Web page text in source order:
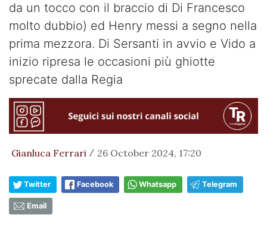
da un tocco con il braccio di Di Francesco
molto dubbio) ed Henry messi a segno nella
prima mezzora. Di Sersanti in avvio e Vido a
inizio ripresa le occasioni più ghiotte
sprecate dalla Regia
Gianluca Ferrari / 26 October 2024, 17:20
Twitter Facebook Whatsapp Telegram
Email